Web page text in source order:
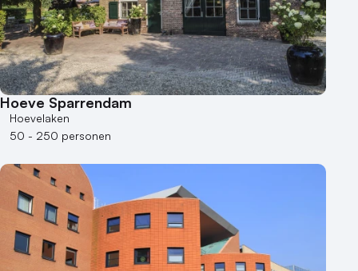
Hoeve Sparrendam
Hoevelaken
50 - 250 personen